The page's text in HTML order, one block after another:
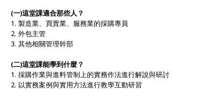
(一)這堂課適合那些人？
1. 製造業、買賣業、服務業的採購專員
2. 外包主管
3. 其他相關管理幹部
(二)這堂課能學到什麼？
1. 採購作業與進料管制上的實務作法進行解說與研討
2. 以實務案例與實用方法進行教學互動研習